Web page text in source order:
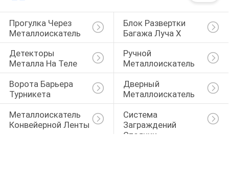
Прогулка Через
Металлоискатель
Блок Развертки
Багажа Луча X
Детекторы
Металла На Теле
Ручной
Металлоискатель
Ворота Барьера
Турникета
Дверный
Металлоискатель
Металлоискатель
Конвейерной Ленты
Система
Заграждений
Стоянки